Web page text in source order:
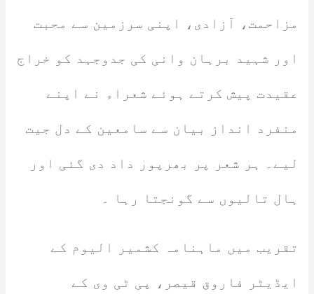
مزاحمت، آزادی، اپنی سرزمین سے محبت
اور شہید برہان وانی کی جدوجہد کو خراج
عقیدت پیش کرتے ہوئے شعراء نے اپنے
منفرد انداز بیان سے سامعین کے دل جیت
لیے۔ ہر شعر پر بھرپور داد دی گئی اور
ہال تالیوں سے گونجتا رہا ۔
تقریب میں ماہنامہ کشمیر الیوم کے
ایڈیٹر فاروق قیصر، پی ٹی وی کے